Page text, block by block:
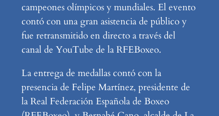
campeones olímpicos y mundiales. El evento
contó con una gran asistencia de público y
fue retransmitido en directo a través del
canal de YouTube de la RFEBoxeo.
La entrega de medallas contó con la
presencia de Felipe Martínez, presidente de
la Real Federación Española de Boxeo